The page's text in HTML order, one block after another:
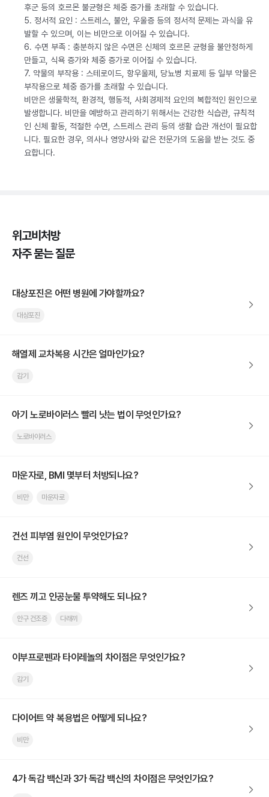
후군 등의 호르몬 불균형은 체중 증가를 초래할 수 있습니다.
5. 정서적 요인 : 스트레스, 불안, 우울증 등의 정서적 문제는 과식을 유
발할 수 있으며, 이는 비만으로 이어질 수 있습니다.
6. 수면 부족 : 충분하지 않은 수면은 신체의 호르몬 균형을 불안정하게
만들고, 식욕 증가와 체중 증가로 이어질 수 있습니다.
7. 약물의 부작용 : 스테로이드, 항우울제, 당뇨병 치료제 등 일부 약물은
부작용으로 체중 증가를 초래할 수 있습니다.
비만은 생물학적, 환경적, 행동적, 사회경제적 요인의 복합적인 원인으로
발생합니다. 비만을 예방하고 관리하기 위해서는 건강한 식습관, 규칙적
인 신체 활동, 적절한 수면, 스트레스 관리 등의 생활 습관 개선이 필요합
니다. 필요한 경우, 의사나 영양사와 같은 전문가의 도움을 받는 것도 중
요합니다.
위고비처방
자주 묻는 질문
대상포진은 어떤 병원에 가야할까요?
대상포진
해열제 교차복용 시간은 얼마인가요?
감기
아기 노로바이러스 빨리 낫는 법이 무엇인가요?
노로바이러스
마운자로, BMI 몇부터 처방되나요?
비만 마운자로
건선 피부염 원인이 무엇인가요?
건선
렌즈 끼고 인공눈물 투약해도 되나요?
안구 건조증 다래끼
이부프로펜과 타이레놀의 차이점은 무엇인가요?
감기
다이어트 약 복용법은 어떻게 되나요?
비만
4가 독감 백신과 3가 독감 백신의 차이점은 무엇인가요?